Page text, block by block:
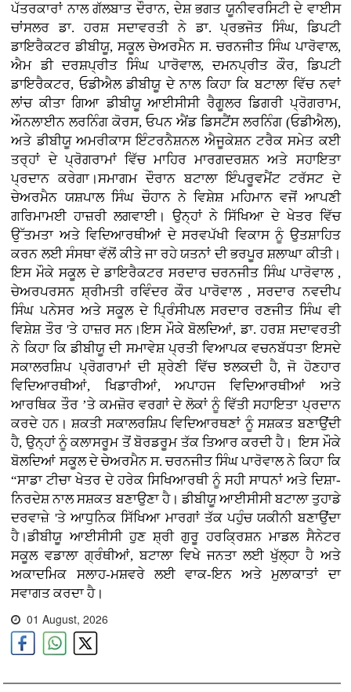
ਪੱਤਰਕਾਰਾਂ ਨਾਲ ਗੱਲਬਾਤ ਦੌਰਾਨ, ਦੇਸ਼ ਭਗਤ ਯੂਨੀਵਰਸਿਟੀ ਦੇ ਵਾਈਸ
ਚਾਂਸਲਰ ਡਾ. ਹਰਸ਼ ਸਦਾਵਰਤੀ ਨੇ ਡਾ. ਪ੍ਰਭਜੋਤ ਸਿੰਘ, ਡਿਪਟੀ
ਡਾਇਰੈਕਟਰ ਡੀਬੀਯੂ, ਸਕੂਲ ਚੇਅਰਮੈਨ ਸ. ਚਰਨਜੀਤ ਸਿੰਘ ਪਾਰੋਵਾਲ,
ਐਮ ਡੀ ਦਰਸ਼ਪ੍ਰੀਤ ਸਿੰਘ ਪਾਰੋਵਾਲ, ਦਮਨਪ੍ਰੀਤ ਕੌਰ, ਡਿਪਟੀ
ਡਾਇਰੈਕਟਰ, ਓਡੀਐਲ ਡੀਬੀਯੂ ਦੇ ਨਾਲ ਕਿਹਾ ਕਿ ਬਟਾਲਾ ਵਿੱਚ ਨਵਾਂ
ਲਾਂਚ ਕੀਤਾ ਗਿਆ ਡੀਬੀਯੂ ਆਈਸੀਸੀ ਰੈਗੂਲਰ ਡਿਗਰੀ ਪ੍ਰੋਗਰਾਮ,
ਔਨਲਾਈਨ ਲਰਨਿੰਗ ਕੋਰਸ, ਓਪਨ ਐਂਡ ਡਿਸਟੈਂਸ ਲਰਨਿੰਗ (ਓਡੀਐਲ),
ਅਤੇ ਡੀਬੀਯੂ ਅਮਰੀਕਾਸ ਇੰਟਰਨੈਸ਼ਨਲ ਐਜੂਕੇਸ਼ਨ ਟਰੈਕ ਸਮੇਤ ਕਈ
ਤਰ੍ਹਾਂ ਦੇ ਪ੍ਰੋਗਰਾਮਾਂ ਵਿੱਚ ਮਾਹਿਰ ਮਾਰਗਦਰਸ਼ਨ ਅਤੇ ਸਹਾਇਤਾ
ਪ੍ਰਦਾਨ ਕਰੇਗਾ।ਸਮਾਗਮ ਦੌਰਾਨ ਬਟਾਲਾ ਇੰਪਰੂਵਮੈਂਟ ਟਰੱਸਟ ਦੇ
ਚੇਅਰਮੈਨ ਯਸ਼ਪਾਲ ਸਿੰਘ ਚੌਹਾਨ ਨੇ ਵਿਸ਼ੇਸ਼ ਮਹਿਮਾਨ ਵਜੋਂ ਆਪਣੀ
ਗਰਿਮਾਮਈ ਹਾਜ਼ਰੀ ਲਗਵਾਈ। ਉਨ੍ਹਾਂ ਨੇ ਸਿੱਖਿਆ ਦੇ ਖੇਤਰ ਵਿੱਚ
ਉੱਤਮਤਾ ਅਤੇ ਵਿਦਿਆਰਥੀਆਂ ਦੇ ਸਰਵਪੱਖੀ ਵਿਕਾਸ ਨੂੰ ਉਤਸ਼ਾਹਿਤ
ਕਰਨ ਲਈ ਸੰਸਥਾ ਵੱਲੋਂ ਕੀਤੇ ਜਾ ਰਹੇ ਯਤਨਾਂ ਦੀ ਭਰਪੂਰ ਸ਼ਲਾਘਾ ਕੀਤੀ।
ਇਸ ਮੌਕੇ ਸਕੂਲ ਦੇ ਡਾਇਰੈਕਟਰ ਸਰਦਾਰ ਚਰਨਜੀਤ ਸਿੰਘ ਪਾਰੋਵਾਲ ,
ਚੇਅਰਪਰਸਨ ਸ਼੍ਰੀਮਤੀ ਰਵਿੰਦਰ ਕੌਰ ਪਾਰੋਵਾਲ , ਸਰਦਾਰ ਨਵਦੀਪ
ਸਿੰਘ ਪਨੇਸਰ ਅਤੇ ਸਕੂਲ ਦੇ ਪ੍ਰਿੰਸੀਪਲ ਸਰਦਾਰ ਰਣਜੀਤ ਸਿੰਘ ਵੀ
ਵਿਸ਼ੇਸ਼ ਤੌਰ 'ਤੇ ਹਾਜ਼ਰ ਸਨ।ਇਸ ਮੌਕੇ ਬੋਲਦਿਆਂ, ਡਾ. ਹਰਸ਼ ਸਦਾਵਰਤੀ
ਨੇ ਕਿਹਾ ਕਿ ਡੀਬੀਯੂ ਦੀ ਸਮਾਵੇਸ਼ ਪ੍ਰਤੀ ਵਿਆਪਕ ਵਚਨਬੱਧਤਾ ਇਸਦੇ
ਸਕਾਲਰਸ਼ਿਪ ਪ੍ਰੋਗਰਾਮਾਂ ਦੀ ਸ਼੍ਰੇਣੀ ਵਿੱਚ ਝਲਕਦੀ ਹੈ, ਜੋ ਹੋਣਹਾਰ
ਵਿਦਿਆਰਥੀਆਂ, ਖਿਡਾਰੀਆਂ, ਅਪਾਹਜ ਵਿਦਿਆਰਥੀਆਂ ਅਤੇ
ਆਰਥਿਕ ਤੌਰ ’ਤੇ ਕਮਜ਼ੋਰ ਵਰਗਾਂ ਦੇ ਲੋਕਾਂ ਨੂੰ ਵਿੱਤੀ ਸਹਾਇਤਾ ਪ੍ਰਦਾਨ
ਕਰਦੇ ਹਨ। ਸ਼ਕਤੀ ਸਕਾਲਰਸ਼ਿਪ ਵਿਦਿਆਰਥਣਾਂ ਨੂੰ ਸਸ਼ਕਤ ਬਣਾਉਂਦੀ
ਹੈ, ਉਨ੍ਹਾਂ ਨੂੰ ਕਲਾਸਰੂਮ ਤੋਂ ਬੋਰਡਰੂਮ ਤੱਕ ਤਿਆਰ ਕਰਦੀ ਹੈ। ਇਸ ਮੌਕੇ
ਬੋਲਦਿਆਂ ਸਕੂਲ ਦੇ ਚੇਅਰਮੈਨ ਸ. ਚਰਨਜੀਤ ਸਿੰਘ ਪਾਰੋਵਾਲ ਨੇ ਕਿਹਾ ਕਿ
“ਸਾਡਾ ਟੀਚਾ ਖੇਤਰ ਦੇ ਹਰੇਕ ਸਿਖਿਆਰਥੀ ਨੂੰ ਸਹੀ ਸਾਧਨਾਂ ਅਤੇ ਦਿਸ਼ਾ-
ਨਿਰਦੇਸ਼ ਨਾਲ ਸਸ਼ਕਤ ਬਣਾਉਣਾ ਹੈ। ਡੀਬੀਯੂ ਆਈਸੀਸੀ ਬਟਾਲਾ ਤੁਹਾਡੇ
ਦਰਵਾਜ਼ੇ 'ਤੇ ਆਧੁਨਿਕ ਸਿੱਖਿਆ ਮਾਰਗਾਂ ਤੱਕ ਪਹੁੰਚ ਯਕੀਨੀ ਬਣਾਉਂਦਾ
ਹੈ।ਡੀਬੀਯੂ ਆਈਸੀਸੀ ਹੁਣ ਸ਼੍ਰੀ ਗੁਰੂ ਹਰਕ੍ਰਿਸ਼ਨ ਮਾਡਲ ਸੈਨੇਟਰ
ਸਕੂਲ ਵਡਾਲਾ ਗ੍ਰੰਥੀਆਂ, ਬਟਾਲਾ ਵਿਖੇ ਜਨਤਾ ਲਈ ਖੁੱਲ੍ਹਾ ਹੈ ਅਤੇ
ਅਕਾਦਮਿਕ ਸਲਾਹ-ਮਸ਼ਵਰੇ ਲਈ ਵਾਕ-ਇਨ ਅਤੇ ਮੁਲਾਕਾਤਾਂ ਦਾ
ਸਵਾਗਤ ਕਰਦਾ ਹੈ।
01 August, 2026